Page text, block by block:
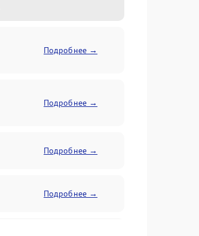
Подробнее →
Подробнее →
Подробнее →
Подробнее →